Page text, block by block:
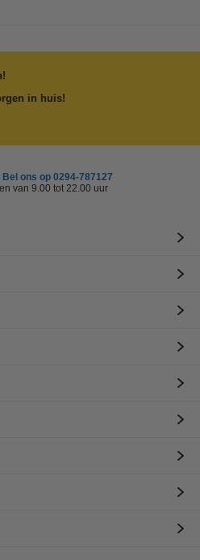
in huis!
Bel ons op 0294-787127
van 9.00 tot 22.00 uur